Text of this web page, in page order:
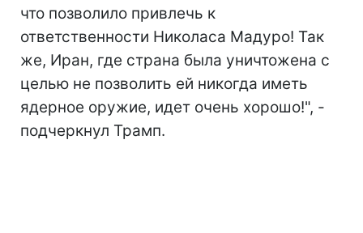
что позволило привлечь к
ответственности Николаса Мадуро! Так
же, Иран, где страна была уничтожена с
целью не позволить ей никогда иметь
ядерное оружие, идет очень хорошо!", -
подчеркнул Трамп.